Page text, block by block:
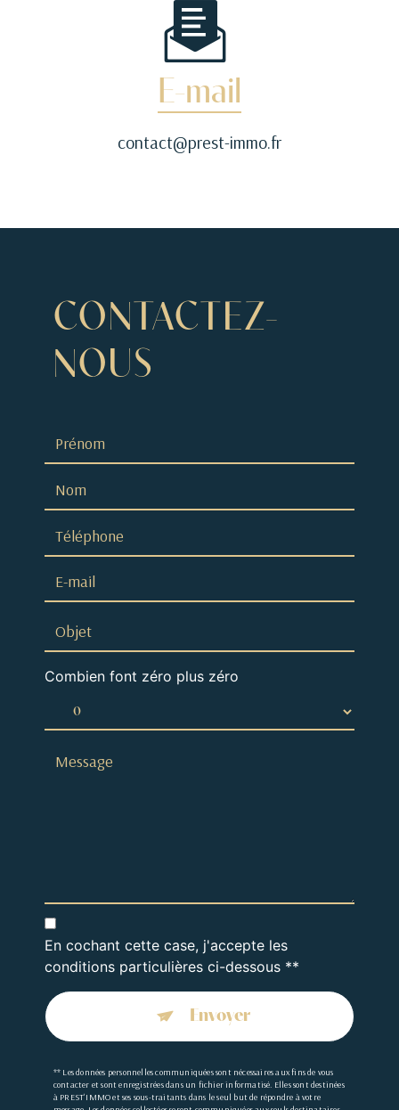
E-mail
contact@prest-immo.fr
CONTACTEZ-
NOUS
Combien font zéro plus zéro
En cochant cette case, j'accepte les
conditions particulières ci-dessous **
Envoyer
** Les données personnelles communiquées sont nécessaires aux fins de vous
contacter et sont enregistrées dans un fichier informatisé. Elles sont destinées
à PREST'IMMO et ses sous-traitants dans le seul but de répondre à votre